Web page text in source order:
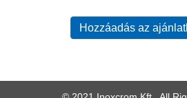
Hozzáadás az